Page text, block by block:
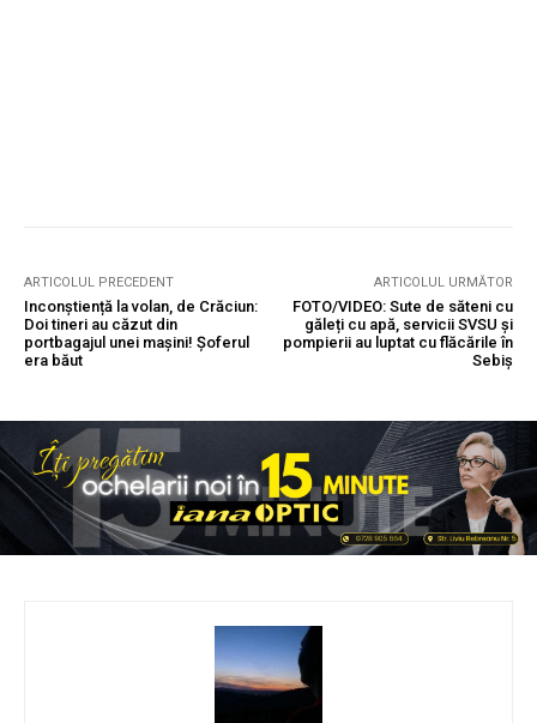
ARTICOLUL PRECEDENT
Inconștiență la volan, de Crăciun:
Doi tineri au căzut din
portbagajul unei mașini! Șoferul
era băut
ARTICOLUL URMĂTOR
FOTO/VIDEO: Sute de săteni cu
găleți cu apă, servicii SVSU și
pompierii au luptat cu flăcările în
Sebiș